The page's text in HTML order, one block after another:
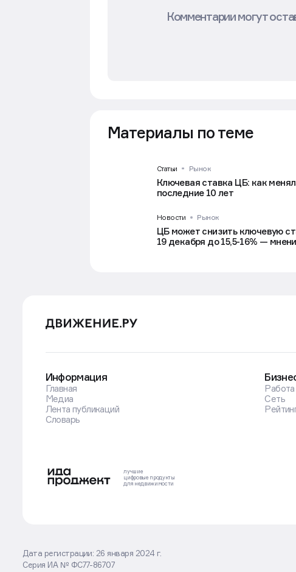
Комментарии могут
Материалы по теме
Статьи Рынок
Ключевая ставка ЦБ: как
последние 10 лет
Новости Рынок
ЦБ может снизить ключевую
19 декабря до 15,5-16% —
Информация
Главная
Медиа
Лента публикаций
Словарь
Работа
Сеть
лучшие
цифровые продукты
для недвижимости
Дата регистрации: 26 января 2024 г.
Серия ИА № ФС77-86707